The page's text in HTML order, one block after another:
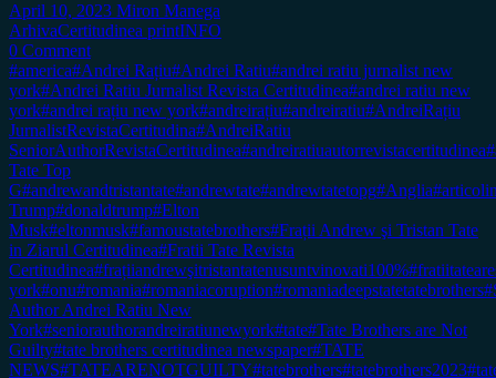
April 10, 2023 Miron Manega
ArhivaCertitudinea printINFO
0 Comment
#america#Andrei Rațiu#Andrei Ratiu#andrei ratiu jurnalist new
york#Andrei Ratiu Jurnalist Revista Certitudinea#andrei ratiu new
york#andrei rațiu new york#andreirațiu#andreiratiu#AndreiRațiu
JurnalistRevistaCertitudina#AndreiRatiu
SeniorAuthorRevistaCertitudinea#andreiratiuautorrevistacertitudinea
Tate Top
G#andrewandtristantate#andrewtate#andrewtatetopg#Anglia
Trump#donaldtrump#Elton
Musk#eltonmusk#famoustatebrothers#Frații Andrew şi Tristan Tate
in Ziarul Certitudinea#Fratii Tate Revista
Certitudinea#frațiiandrewşitristantatenusuntvinovati100%
york#onu#romania#romaniacoruption#romaniadeepstatetatebrothers
Author Andrei Ratiu New
York#seniorauthorandreiratiunewyork#tate#Tate Brothers are Not
Guilty#tate brothers certitudinea newspaper#TATE
NEWS#TATEARENOTGUILTY#tatebrothers#tatebrothers2023